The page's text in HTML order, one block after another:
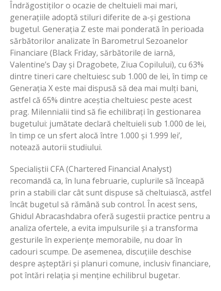
Îndrăgostiților o ocazie de cheltuieli mai mari,
generațiile adoptă stiluri diferite de a-și gestiona
bugetul. Generația Z este mai ponderată în perioada
sărbătorilor analizate în Barometrul Sezoanelor
Financiare (Black Friday, sărbătorile de iarnă,
Valentine’s Day și Dragobete, Ziua Copilului), cu 63%
dintre tineri care cheltuiesc sub 1.000 de lei, în timp ce
Generația X este mai dispusă să dea mai mulți bani,
astfel că 65% dintre aceștia cheltuiesc peste acest
prag. Milennialii tind să fie echilibrați în gestionarea
bugetului: jumătate declară cheltuieli sub 1.000 de lei,
în timp ce un sfert alocă între 1.000 și 1.999 lei’,
notează autorii studiului.
Specialiștii CFA (Chartered Financial Analyst)
recomandă ca, în luna februarie, cuplurile să înceapă
prin a stabili clar cât sunt dispuse să cheltuiască, astfel
încât bugetul să rămână sub control. În acest sens,
Ghidul Abracashdabra oferă sugestii practice pentru a
analiza ofertele, a evita impulsurile și a transforma
gesturile în experiențe memorabile, nu doar în
cadouri scumpe. De asemenea, discuțiile deschise
despre așteptări și planuri comune, inclusiv financiare,
pot întări relația și menține echilibrul bugetar.